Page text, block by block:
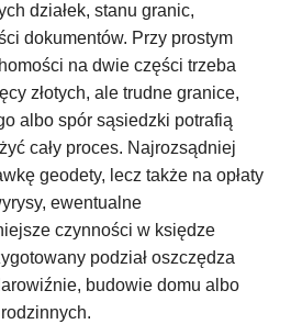
działek, stanu granic,
dokumentów. Przy prostym
na dwie części trzeba
złotych, ale trudne granice,
albo spór sąsiedzki potrafią
cały proces. Najrozsądniej
geodety, lecz także na opłaty
ewentualne
czynności w księdze
podział oszczędza
budowie domu albo